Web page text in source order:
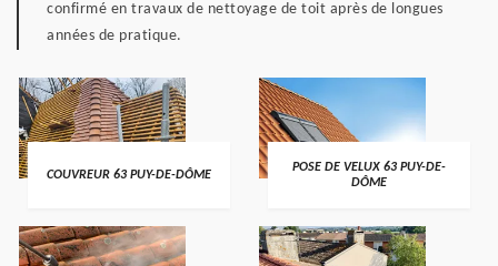
confirmé en travaux de nettoyage de toit après de longues
années de pratique.
COUVREUR 63 PUY-DE-DÔME
POSE DE VELUX 63 PUY-DE-
DÔME